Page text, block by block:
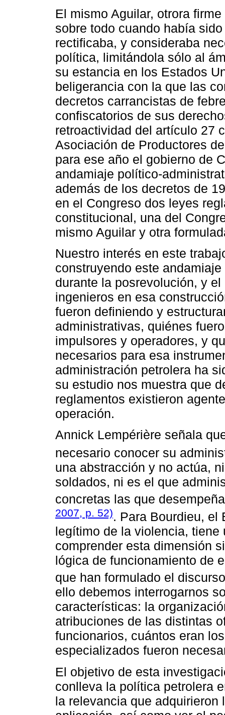
El mismo Aguilar, otrora
sobre todo cuando había
rectificaba, y consideraba
política, limitándola sólo al
su estancia en los Estados
beligerancia con la que las
decretos carrancistas de
confiscatorios de sus
retroactividad del artículo 27
Asociación de Productores
para ese año el gobierno de
andamiaje político-
además de los decretos de
en el Congreso dos leyes
constitucional, una del
mismo Aguilar y otra
Nuestro interés en este
construyendo este
durante la posrevolución, y
ingenieros en esa
fueron definiendo y
administrativas, quiénes
impulsores y operadores, y
necesarios para esa
administración petrolera ha
su estudio nos muestra que
reglamentos existieron
operación.
Annick Lempérière señala
necesario conocer su
una abstracción y no actúa,
soldados, ni es el que
concretas las que
2007, p. 52). Para Bourdieu, el
legítimo de la violencia,
comprender esta dimensión
lógica de funcionamiento de
que han formulado el
ello debemos interrogarnos
características: la
atribuciones de las distintas
funcionarios, cuántos eran
especializados fueron
El objetivo de esta
conlleva la política petrolera
la relevancia que